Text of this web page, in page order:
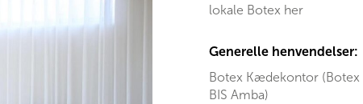
lokale Botex her
Generelle henvendelser:
Botex Kædekontor (Botex
BIS Amba)